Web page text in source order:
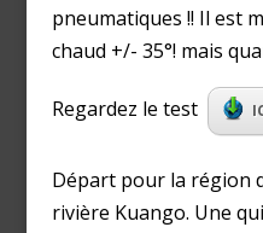
pneumatiques !! Il est
chaud +/- 35°! mais
Regardez le test
Départ pour la région
rivière Kuango. Une